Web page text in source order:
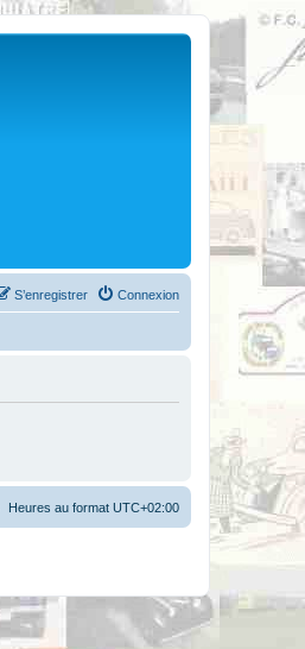
Connexion
S’enregistrer
Heures au format UTC+02:00